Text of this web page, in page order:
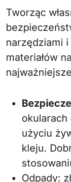
Tworząc
narzędziami
materiałów
użyciu
kleju.
Odpady: